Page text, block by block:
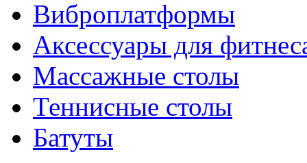
Виброплатформы
Аксессуары для
Массажные столы
Теннисные столы
Батуты